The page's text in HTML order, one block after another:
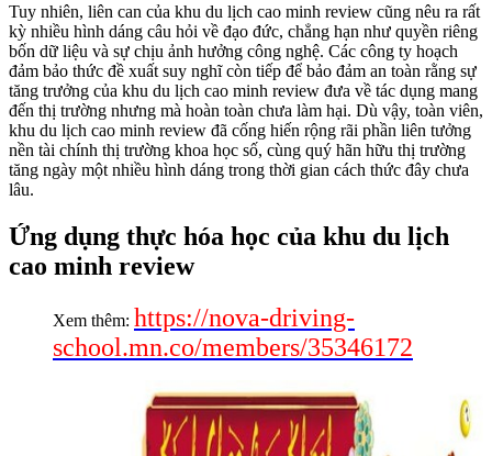
Tuy nhiên, liên can của khu du lịch cao minh review cũng nêu ra rất
kỳ nhiều hình dáng câu hỏi về đạo đức, chẳng hạn như quyền riêng
bốn dữ liệu và sự chịu ảnh hưởng công nghệ. Các công ty hoạch
đảm bảo thức đề xuất suy nghĩ còn tiếp để bảo đảm an toàn rằng sự
tăng trưởng của khu du lịch cao minh review đưa về tác dụng mang
đến thị trường nhưng mà hoàn toàn chưa làm hại. Dù vậy, toàn viên,
khu du lịch cao minh review đã cống hiến rộng rãi phần liên tưởng
nền tài chính thị trường khoa học số, cùng quý hãn hữu thị trường
tăng ngày một nhiều hình dáng trong thời gian cách thức đây chưa
lâu.
Ứng dụng thực hóa học của khu du lịch
cao minh review
Xem thêm: https://nova-driving-
school.mn.co/members/35346172